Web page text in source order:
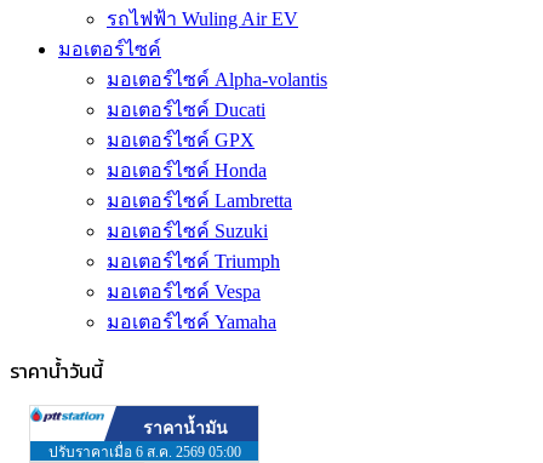
รถไฟฟ้า Wuling Air EV
มอเตอร์ไซค์
มอเตอร์ไซค์ Alpha-volantis
มอเตอร์ไซค์ Ducati
มอเตอร์ไซค์ GPX
มอเตอร์ไซค์ Honda
มอเตอร์ไซค์ Lambretta
มอเตอร์ไซค์ Suzuki
มอเตอร์ไซค์ Triumph
มอเตอร์ไซค์ Vespa
มอเตอร์ไซค์ Yamaha
ราคาน้ำวันนี้